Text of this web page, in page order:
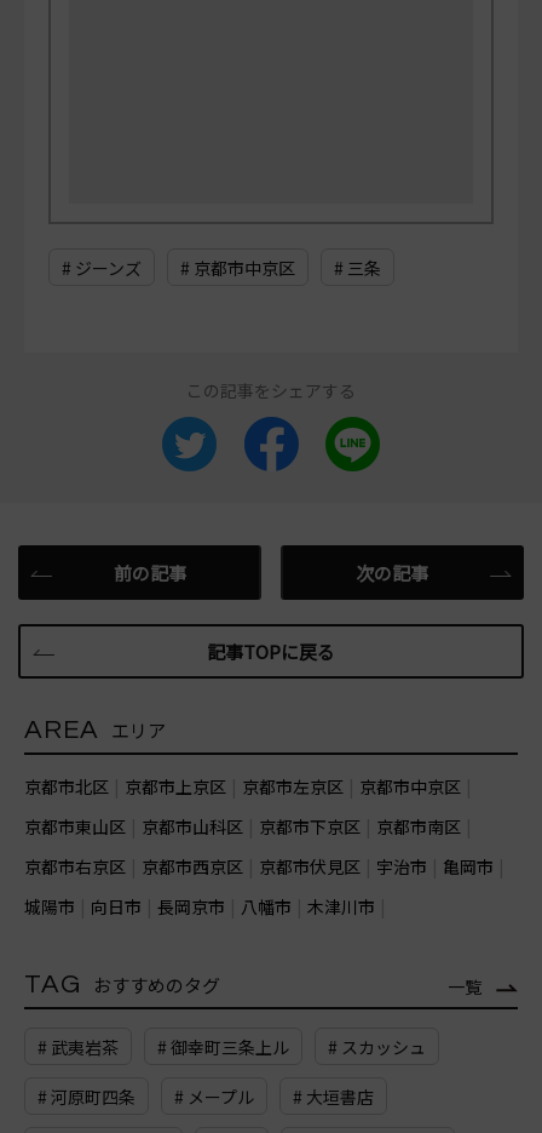
# ジーンズ # 京都市中京区 # 三条
この記事をシェアする
前の記事
記事TOPに戻る
次の記事
AREA エリア
京都市北区 京都市上京区 京都市左京区
京都市中京区
京都市東山区
京都市山科区 京都市下京区
京都市南区
京都市右京区
京都市西京区 京都市伏見区 宇治市
亀岡市
城陽市
向日市 長岡京市 八幡市 木津川市
TAG おすすめのタグ 一覧
# 武夷岩茶 # 御幸町三条上ル # スカッシュ
# 河原町四条 # メープル # 大垣書店